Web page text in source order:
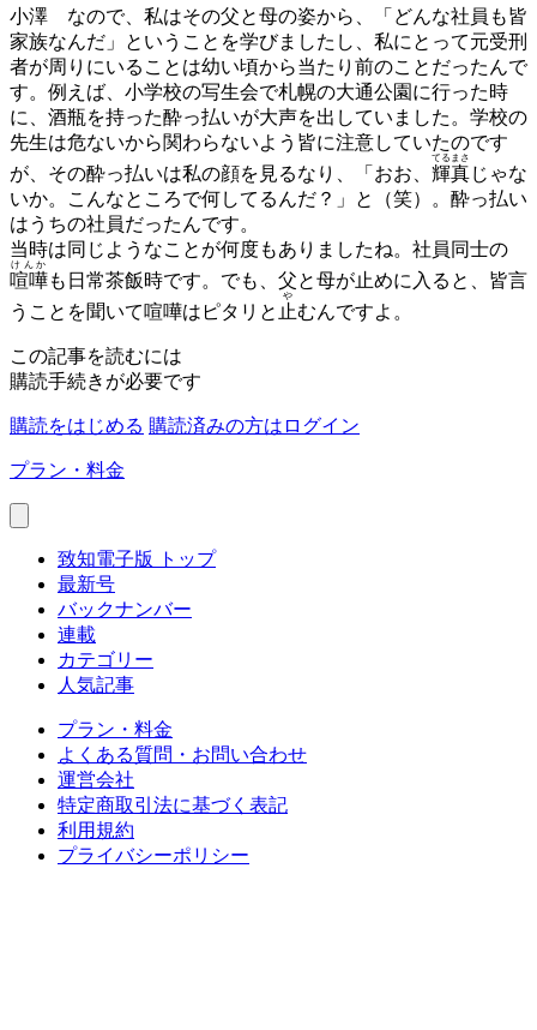
小澤 なので、私はその父と母の姿から、「どんな社員も皆
家族なんだ」ということを学びましたし、私にとって元受刑
者が周りにいることは幼い頃から当たり前のことだったんで
す。例えば、小学校の写生会で札幌の大通公園に行った時
に、酒瓶を持った酔っ払いが大声を出していました。学校の
先生は危ないから関わらないよう皆に注意していたのです
が、その酔っ払いは私の顔を見るなり、「おお、 輝真
てるまさ
じゃな
いか。こんなところで何してるんだ？」と（笑）。酔っ払い
はうちの社員だったんです。
当時は同じようなことが何度もありましたね。社員同士の
喧嘩
けんか
も日常茶飯時です。でも、父と母が止めに入ると、皆言
うことを聞いて喧嘩はピタリと 止
や
むんですよ。
この記事を読むには
購読手続きが必要です
購読をはじめる 購読済みの方はログイン
プラン・料金
致知電子版 トップ
最新号
バックナンバー
連載
カテゴリー
人気記事
プラン・料金
よくある質問・お問い合わせ
運営会社
特定商取引法に基づく表記
利用規約
プライバシーポリシー